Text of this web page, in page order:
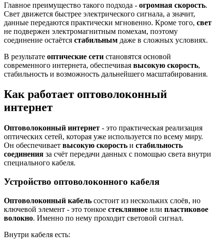
Главное преимущество такого подхода - огромная скорость.
Свет движется быстрее электрического сигнала, а значит,
данные передаются практически мгновенно. Кроме того, свет
не подвержен электромагнитным помехам, поэтому
соединение остаётся стабильным даже в сложных условиях.
В результате оптические сети становятся основой
современного интернета, обеспечивая высокую скорость,
стабильность и возможность дальнейшего масштабирования.
Как работает оптоволоконный
интернет
Оптоволоконный интернет - это практическая реализация
оптических сетей, которая уже используется по всему миру.
Он обеспечивает высокую скорость и стабильность
соединения за счёт передачи данных с помощью света внутри
специального кабеля.
Устройство оптоволоконного кабеля
Оптоволоконный кабель состоит из нескольких слоёв, но
ключевой элемент - это тонкое стеклянное или пластиковое
волокно. Именно по нему проходит световой сигнал.
Внутри кабеля есть: